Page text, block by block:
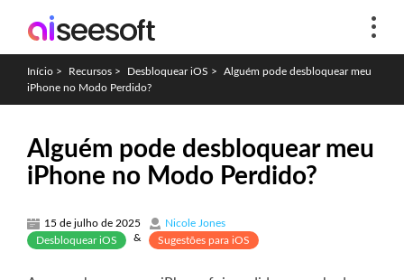
Início > Recursos > Desbloquear iOS >
Alguém pode desbloquear meu
iPhone no Modo Perdido?
Alguém pode desbloquear meu
iPhone no Modo Perdido?
15 de julho de 2025
Nicole Jones
Desbloquear iOS
& Sugestões para iOS